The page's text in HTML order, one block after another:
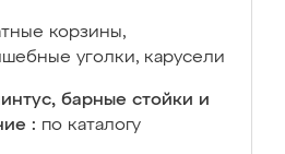
корзины,
уголки, карусели
барные стойки и
: по каталогу